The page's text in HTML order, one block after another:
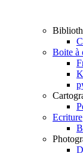
Boite à
Ecriture